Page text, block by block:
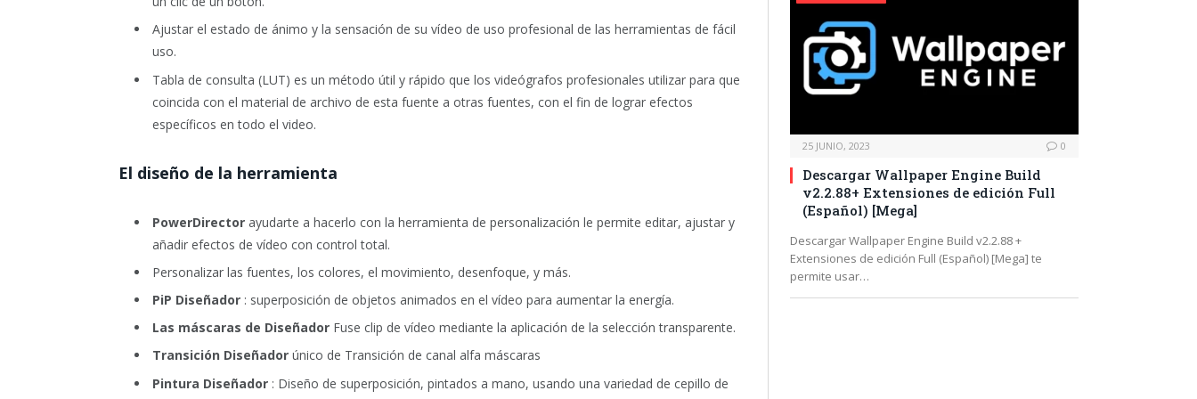
Ajustar el estado de ánimo y la sensación de su vídeo de uso profesional de las herramientas de fácil
uso.
Tabla de consulta (LUT) es un método útil y rápido que los videógrafos profesionales utilizar para que
coincida con el material de archivo de esta fuente a otras fuentes, con el fin de lograr efectos
específicos en todo el video.
El diseño de la herramienta
PowerDirector ayudarte a hacerlo con la herramienta de personalización le permite editar, ajustar y
añadir efectos de vídeo con control total.
Personalizar las fuentes, los colores, el movimiento, desenfoque, y más.
PiP Diseñador : superposición de objetos animados en el vídeo para aumentar la energía.
Las máscaras de Diseñador Fuse clip de vídeo mediante la aplicación de la selección transparente.
Transición Diseñador único de Transición de canal alfa máscaras
Pintura Diseñador : Diseño de superposición, pintados a mano, usando una variedad de cepillo de
25 JUNIO, 2023 0
Descargar Wallpaper Engine Build
v2.2.88+ Extensiones de edición Full
(Español) [Mega]
Descargar Wallpaper Engine Build v2.2.88 +
Extensiones de edición Full (Español) [Mega] te
permite usar…